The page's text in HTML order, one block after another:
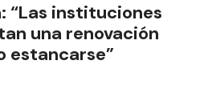
“Las instituciones
una renovación
estancarse”